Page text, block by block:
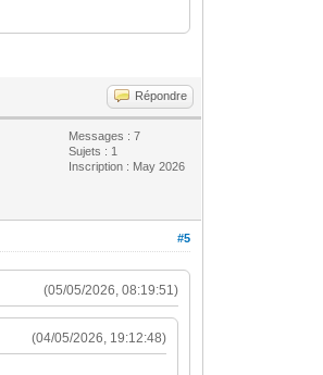
Répondre
Messages : 7
Sujets : 1
Inscription : May 2026
#5
(05/05/2026, 08:19:51)
(04/05/2026, 19:12:48)